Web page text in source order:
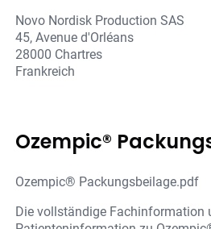
Novo Nordisk Production SAS
45, Avenue d'Orléans
28000 Chartres
Frankreich
Ozempic®
Ozempic® Packungsbeilage.pdf
Die vollständige Fachinformation